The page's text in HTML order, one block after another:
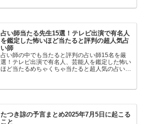
占い師当たる先生15選！テレビ出演で有名人
を鑑定した怖いほど当たると評判の超人気占
い師
占い師の中でも当たると評判の占い師15名を厳
選！テレビ出演で有名人、芸能人を鑑定した怖い
ほど当たるめちゃくちゃ当たると超人気の占い師
です！
たつき諒の予言まとめ2025年7月5日に起こる
こと